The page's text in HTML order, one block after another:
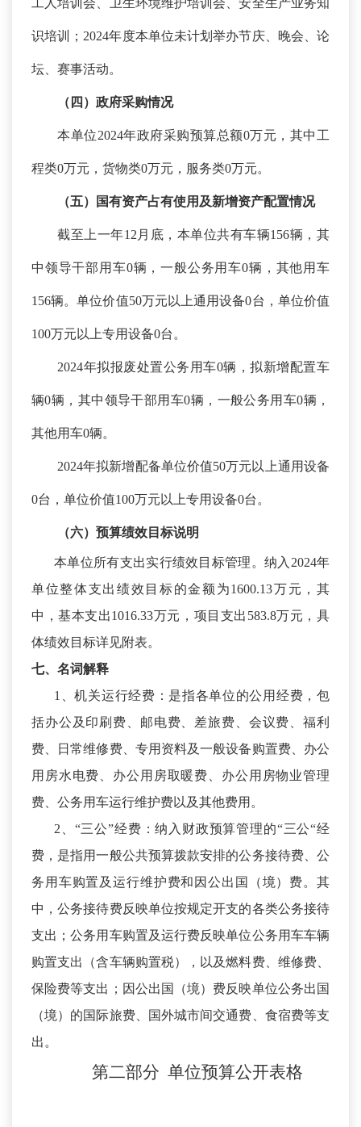
工人培训会、卫生环境维护培训会、安全生产业务知
识培训 ； 2024年度本单位未计划举办节庆、晚会、论
坛、赛事活动。
（四）政府采购情况
本单位2024年政府采购预算总额0万元，其中工
程类0万元，货物类0万元，服务类0万元。
（五）国有资产占有使用及新增资产配置情况
截至上一年12月底，本单位共有车辆156辆，其
中领导干部用车0辆，一般公务用车0辆，其他用车
156辆。单位价值50万元以上通用设备0台，单位价值
100万元以上专用设备0台。
2024年拟报废处置公务用车0辆，拟新增配置车
辆0辆，其中领导干部用车0辆，一般公务用车0辆，
其他用车0辆。
2024年拟新增配备单位价值50万元以上通用设备
0台，单位价值100万元以上专用设备0台。
（六）预算绩效 目标说明
本单位所有支出实行绩效目标管理。纳入 2024年
单位整体支出绩效目标的金额为1600.13万元，其
中，基本支出1016.33万元，项目支出583.8万元，具
体绩效目标详见附表。
七、名词解释
1、机关运行经费：是指各单位的公用经费，包
括办公及印刷费、邮电费、差旅费、会议费、福利
费、日常维修费、专用资料及一般设备购置费、办公
用房水电费、办公用房取暖费、办公用房物业管理
费、公务用车运行维护费以及其他费用。
2、“三公”经费：纳入财政预算管理的“三公“经
费，是指用一般公共预算拨款安排的公务接待费、公
务用车购置及运行维护费和因公出国（境）费。其
中，公务接待费反映单位按规定开支的各类公务接待
支出；公务用车购置及运行费反映单位公务用车车辆
购置支出（含车辆购置税），以及燃料费、维修费、
保险费等支出；因公出国（境）费反映单位公务出国
（境）的国际旅费、国外城市间交通费、食宿费等支
出。
第二部分 单位预算公开表格